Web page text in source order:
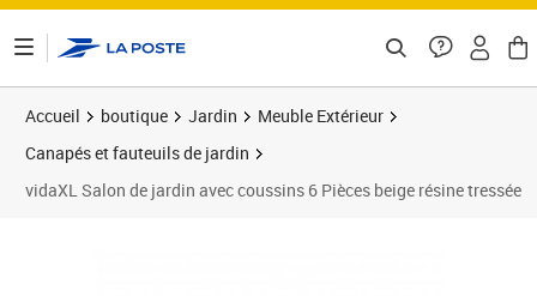
Accueil boutique Jardin
Meuble Extérieur
Canapés et fauteuils de jardin
vidaXL Salon de jardin avec coussins 6 Pièces beige résine tressée